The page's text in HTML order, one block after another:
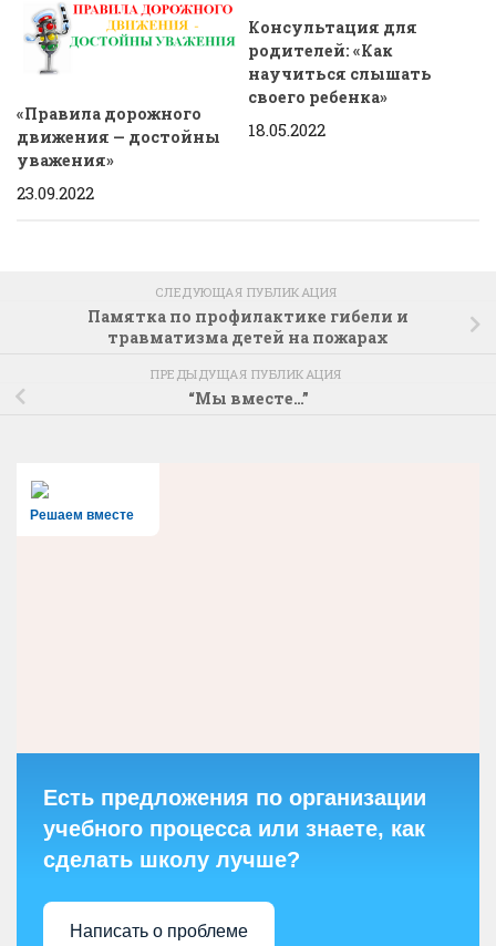
«Правила дорожного
движения — достойны
уважения»
23.09.2022
Консультация для
родителей: «Как
научиться слышать
своего ребенка»
18.05.2022
СЛЕДУЮЩАЯ ПУБЛИКАЦИЯ
Памятка по профилактике гибели и
травматизма детей на пожарах
ПРЕДЫДУЩАЯ ПУБЛИКАЦИЯ
“Мы вместе…”
Решаем вместе
Есть предложения по организации
учебного процесса или знаете, как
сделать школу лучше?
Написать о проблеме